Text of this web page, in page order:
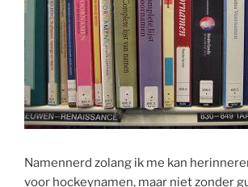
Namennerd zolang ik me kan
voor hockeynamen, maar niet zonder